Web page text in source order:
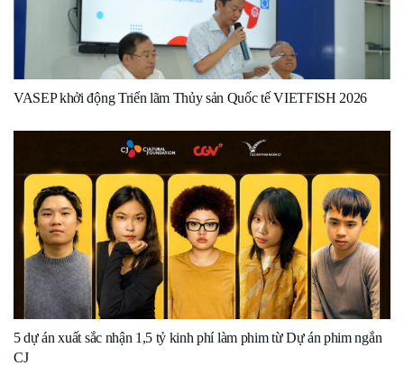
VASEP khởi động Triển lãm Thủy sản Quốc tế VIETFISH 2026
5 dự án xuất sắc nhận 1,5 tỷ kinh phí làm phim từ Dự án phim ngắn
CJ